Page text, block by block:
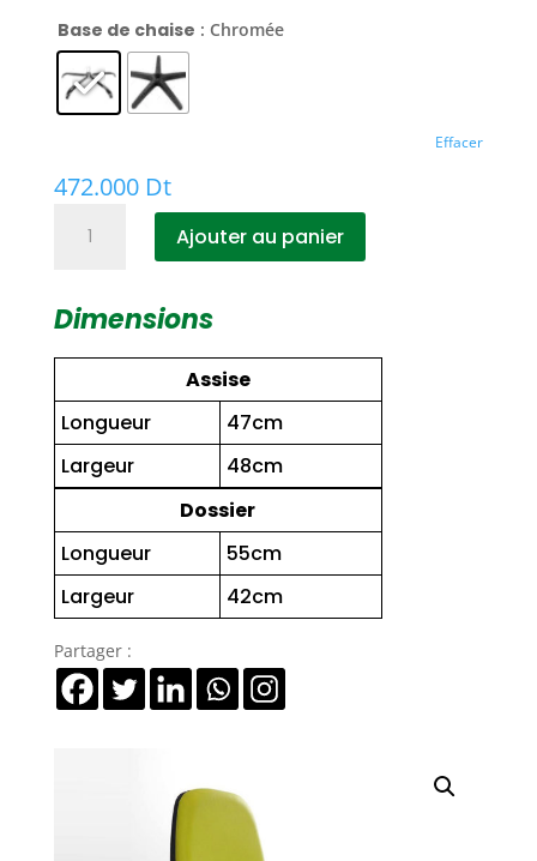
Base de chaise : Chromée
Effacer
472.000Dt
ACC
Ajouter au panier
Dimensions
Assise
Longueur
47cm
Largeur
48cm
Dossier
Longueur
55cm
Largeur
42cm
Partager :